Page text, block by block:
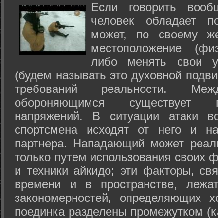
Если говорить
человек обладает
может, по своему
местоположение
либо менять свои
(будем называть это духовной
требований реальности.
обороняющимся существует
напряжений. В ситуации атаки
спортсмена исходят от него и
партнера. Нападающий может
только путем использования своих
и техники айкидо; эти факторы,
времени и в пространстве,
закономерностей, определяющих
поединка разделены промежутком